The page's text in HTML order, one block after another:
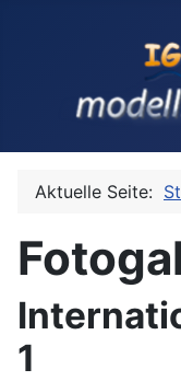
Aktuelle Seite:
1